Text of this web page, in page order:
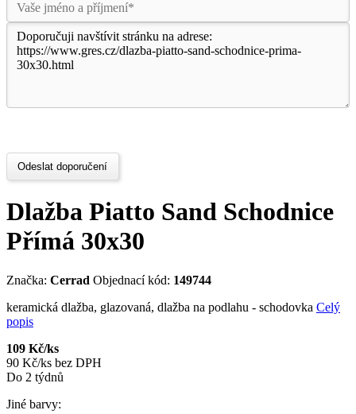
Odeslat doporučení
Dlažba Piatto Sand Schodnice
Přímá 30x30
Značka: Cerrad Objednací kód: 149744
keramická dlažba, glazovaná, dlažba na podlahu - schodovka Celý
popis
109 Kč/ks
90 Kč/ks bez DPH
Do 2 týdnů
Jiné barvy: